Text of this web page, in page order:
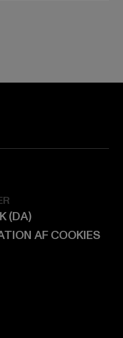
AF COOKIES